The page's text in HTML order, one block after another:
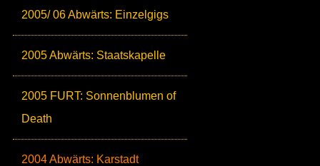
2005/ 06 Abwärts: Einzelgigs
2005 Abwärts: Staatskapelle
2005 FURT: Sonnenblumen of
Death
2004 Abwärts: Karstadt